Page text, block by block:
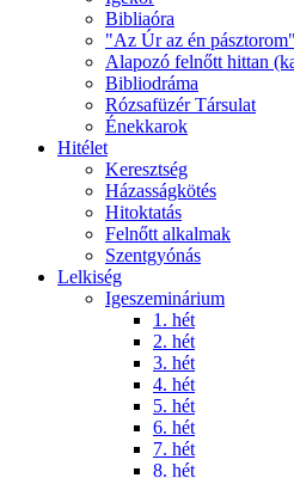
Bibliaóra
"Az Úr az én pásztorom"
Alapozó felnőtt hittan
Bibliodráma
Rózsafüzér Társulat
Énekkarok
Hitélet
Keresztség
Házasságkötés
Hitoktatás
Felnőtt alkalmak
Szentgyónás
Lelkiség
Igeszeminárium
1. hét
2. hét
3. hét
4. hét
5. hét
6. hét
7. hét
8. hét